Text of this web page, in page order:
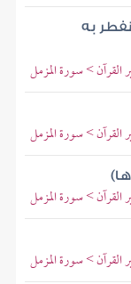
به
> سورة المزمل
> سورة المزمل
> سورة المزمل
> سورة المزمل